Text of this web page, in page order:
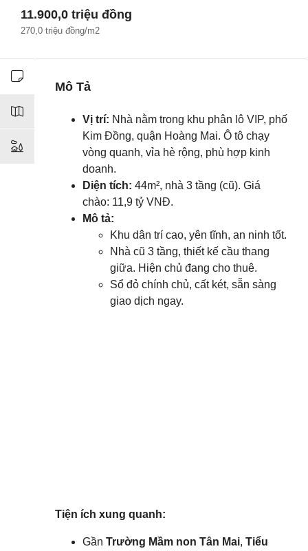
11.900,0 triệu đồng
270,0 triệu đồng/m2
Mô Tả
Vị trí: Nhà nằm trong khu phân lô VIP, phố
Kim Đồng, quận Hoàng Mai. Ô tô chạy
vòng quanh, vỉa hè rộng, phù hợp kinh
doanh.
Diện tích: 44m², nhà 3 tầng (cũ). Giá
chào: 11,9 tỷ VNĐ.
Mô tả:
Khu dân trí cao, yên tĩnh, an ninh tốt.
Nhà cũ 3 tầng, thiết kế cầu thang
giữa. Hiện chủ đang cho thuê.
Sổ đỏ chính chủ, cất két, sẵn sàng
giao dịch ngay.
Tiện ích xung quanh:
Gần Trường Mầm non Tân Mai, Tiểu